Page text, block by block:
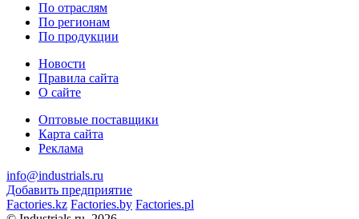
По отраслям
По регионам
По продукции
Новости
Правила сайта
О сайте
Оптовые поставщики
Карта сайта
Реклама
info@industrials.ru
Добавить предприятие
Factories.kz Factories.by Factories.pl